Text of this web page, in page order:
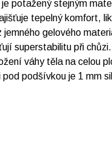
potažený stejným
tepelný komfort,
jemného gelového
superstabilitu při
váhy těla na celou
pod podšívkou je 1 mm